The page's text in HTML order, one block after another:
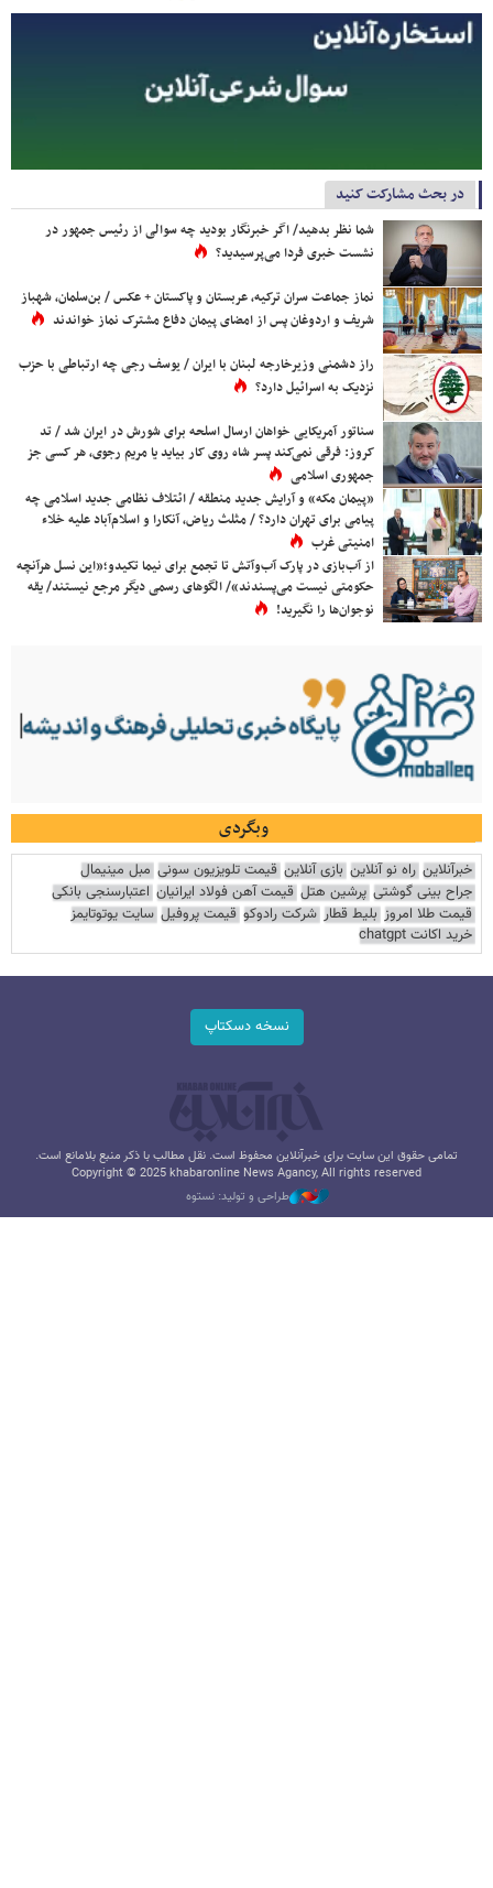
در بحث مشارکت کنید
شما نظر بدهید/ اگر خبرنگار بودید چه سوالی از رئیس جمهور در
نشست خبری فردا می‌پرسیدید؟
نماز جماعت سران ترکیه، عربستان و پاکستان + عکس / بن‌سلمان، شهباز
شریف و اردوغان پس از امضای پیمان دفاع مشترک نماز خواندند
راز دشمنی وزیرخارجه لبنان با ایران / یوسف رجی چه ارتباطی با حزب
نزدیک به اسرائیل دارد؟
سناتور آمریکایی خواهان ارسال اسلحه برای شورش در ایران شد / تد
کروز: فرقی نمی‌کند پسر شاه روی کار بیاید یا مریم رجوی، هر کسی جز
جمهوری اسلامی
«پیمان مکه» و آرایش جدید منطقه / ائتلاف نظامی جدید اسلامی چه
پیامی برای تهران دارد؟ / مثلث ریاض، آنکارا و اسلام‌آباد علیه خلاء
امنیتی غرب
از آب‌بازی در پارک آب‌وآتش تا تجمع برای نیما تکیدو؛«این نسل هرآنچه
حکومتی نیست می‌پسندند»/ الگوهای رسمی دیگر مرجع نیستند/ یقه
نوجوان‌ها را نگیرید!
وبگردی
خبرآنلاین راه نو آنلاین بازی آنلاین قیمت تلویزیون سونی مبل مینیمال
جراح بینی گوشتی پرشین هتل قیمت آهن فولاد ایرانیان اعتبارسنجی بانکی
قیمت طلا امروز بلیط قطار شرکت رادوکو قیمت پروفیل سایت یوتوتایمز
خرید اکانت chatgpt
نسخه دسکتاپ
تمامی حقوق این سایت برای خبرآنلاین محفوظ است. نقل مطالب با ذکر منبع بلامانع است.
Copyright © 2025 khabaronline News Agancy, All rights reserved
طراحی و تولید: نستوه